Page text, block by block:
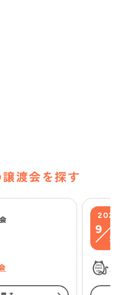
渡会を探す
2026
9
5